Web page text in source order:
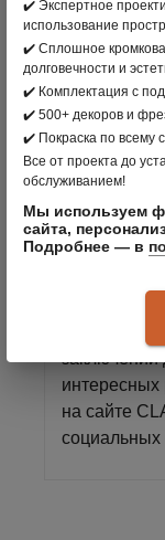
ДЛЯ
увеличения
заключении
интересных
на сайте
социальных
✔️ Экспертное
использование
✔️ Сплошное
долговечности и
✔️ Комплектация с
✔️ 500+ декоров и
✔️ Покраска по всему
Все от проекта до
обслуживанием!
Мы используем
сайта,
Подробнее — в